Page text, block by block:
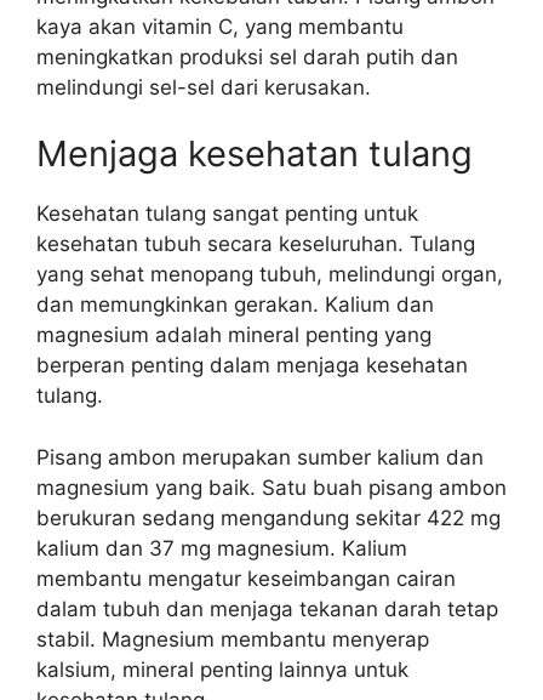
kaya akan vitamin C, yang membantu
meningkatkan produksi sel darah putih dan
melindungi sel-sel dari kerusakan.
Menjaga kesehatan tulang
Kesehatan tulang sangat penting untuk
kesehatan tubuh secara keseluruhan. Tulang
yang sehat menopang tubuh, melindungi organ,
dan memungkinkan gerakan. Kalium dan
magnesium adalah mineral penting yang
berperan penting dalam menjaga kesehatan
tulang.
Pisang ambon merupakan sumber kalium dan
magnesium yang baik. Satu buah pisang ambon
berukuran sedang mengandung sekitar 422 mg
kalium dan 37 mg magnesium. Kalium
membantu mengatur keseimbangan cairan
dalam tubuh dan menjaga tekanan darah tetap
stabil. Magnesium membantu menyerap
kalsium, mineral penting lainnya untuk